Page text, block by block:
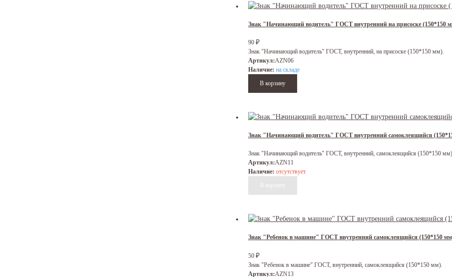
Знак "Начинающий водитель" ГОСТ внутренний на присоске (150*150
90 ₽
Знак "Начинающий водитель" ГОСТ, внутренний, на присоске (150*150 мм).
Артикул:AZN06
Наличие: на складе
Знак "Начинающий водитель" ГОСТ внутренний самоклеящийся
Знак "Начинающий водитель" ГОСТ, внутренний, самоклеящийся (150*150
Артикул:AZN11
Наличие: отсутствует
Знак "Ребенок в машине" ГОСТ внутренний самоклеящийся (150*150
50 ₽
Знак "Ребенок в машине" ГОСТ, внутренний, самоклеящийся (150*150 мм).
Артикул:AZN13